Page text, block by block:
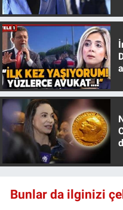
Bunlar da ilginizi